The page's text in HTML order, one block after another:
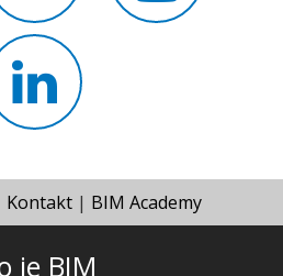
Kontakt | BIM Academy
je BIM